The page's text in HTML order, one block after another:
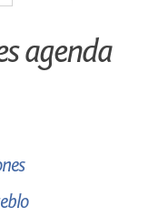
agenda